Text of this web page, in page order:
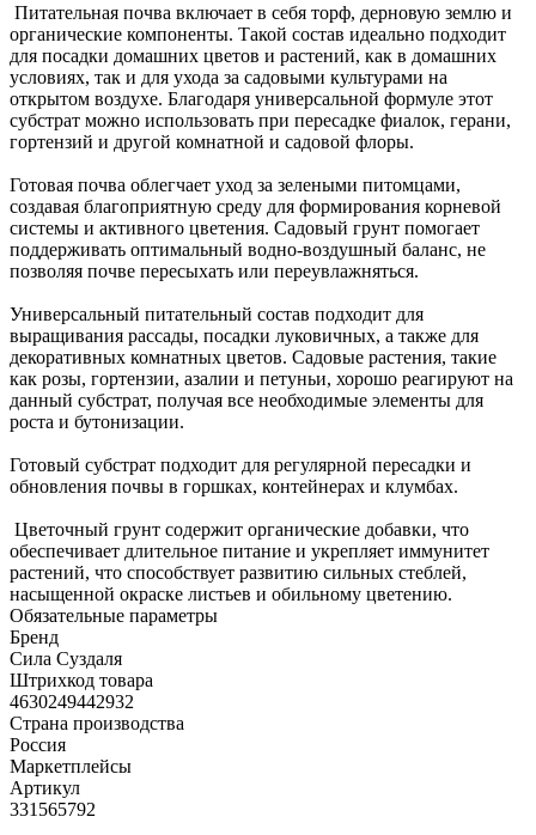
Питательная почва включает в себя торф, дерновую землю и
органические компоненты. Такой состав идеально подходит
для посадки домашних цветов и растений, как в домашних
условиях, так и для ухода за садовыми культурами на
открытом воздухе. Благодаря универсальной формуле этот
субстрат можно использовать при пересадке фиалок, герани,
гортензий и другой комнатной и садовой флоры.
Готовая почва облегчает уход за зелеными питомцами,
создавая благоприятную среду для формирования корневой
системы и активного цветения. Садовый грунт помогает
поддерживать оптимальный водно-воздушный баланс, не
позволяя почве пересыхать или переувлажняться.
Универсальный питательный состав подходит для
выращивания рассады, посадки луковичных, а также для
декоративных комнатных цветов. Садовые растения, такие
как розы, гортензии, азалии и петуньи, хорошо реагируют на
данный субстрат, получая все необходимые элементы для
роста и бутонизации.
Готовый субстрат подходит для регулярной пересадки и
обновления почвы в горшках, контейнерах и клумбах.
Цветочный грунт содержит органические добавки, что
обеспечивает длительное питание и укрепляет иммунитет
растений, что способствует развитию сильных стеблей,
насыщенной окраске листьев и обильному цветению.
Обязательные параметры
Бренд
Сила Суздаля
Штрихкод товара
4630249442932
Страна производства
Россия
Маркетплейсы
Артикул
331565792